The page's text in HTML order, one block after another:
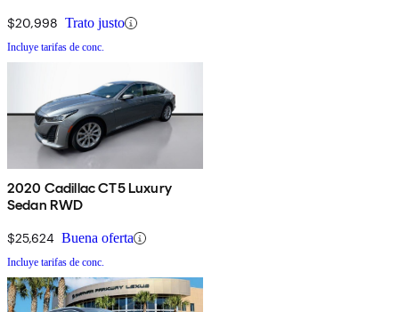
$20,998 Trato justo
Incluye tarifas de conc.
2020 Cadillac CT5 Luxury
Sedan RWD
$25,624 Buena oferta
Incluye tarifas de conc.